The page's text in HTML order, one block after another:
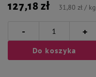
127,18 zł 31,80 zł / kg
- +
Do koszyka